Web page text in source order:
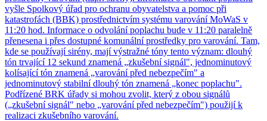
vyšle Spolkový úřad pro ochranu obyvatelstva a pomoc při
katastrofách (BBK) prostřednictvím systému varování MoWaS v
11:20 hod. Informace o odvolání poplachu bude v 11:20 paralelně
přenesena i přes dostupné komunální prostředky pro varování. Tam,
kde se používají sirény, mají výstražné tóny tento význam: dlouhý
tón trvající 12 sekund znamená „zkušební signál", jednominutový
kolísající tón znamená „varování před nebezpečím" a
jednominutový stabilní dlouhý tón znamená „konec poplachu".
Podřízené BRK úřady si mohou zvolit, který z obou signálů
(„zkušební signál" nebo „varování před nebezpečím") použijí k
realizaci zkušebního varování.